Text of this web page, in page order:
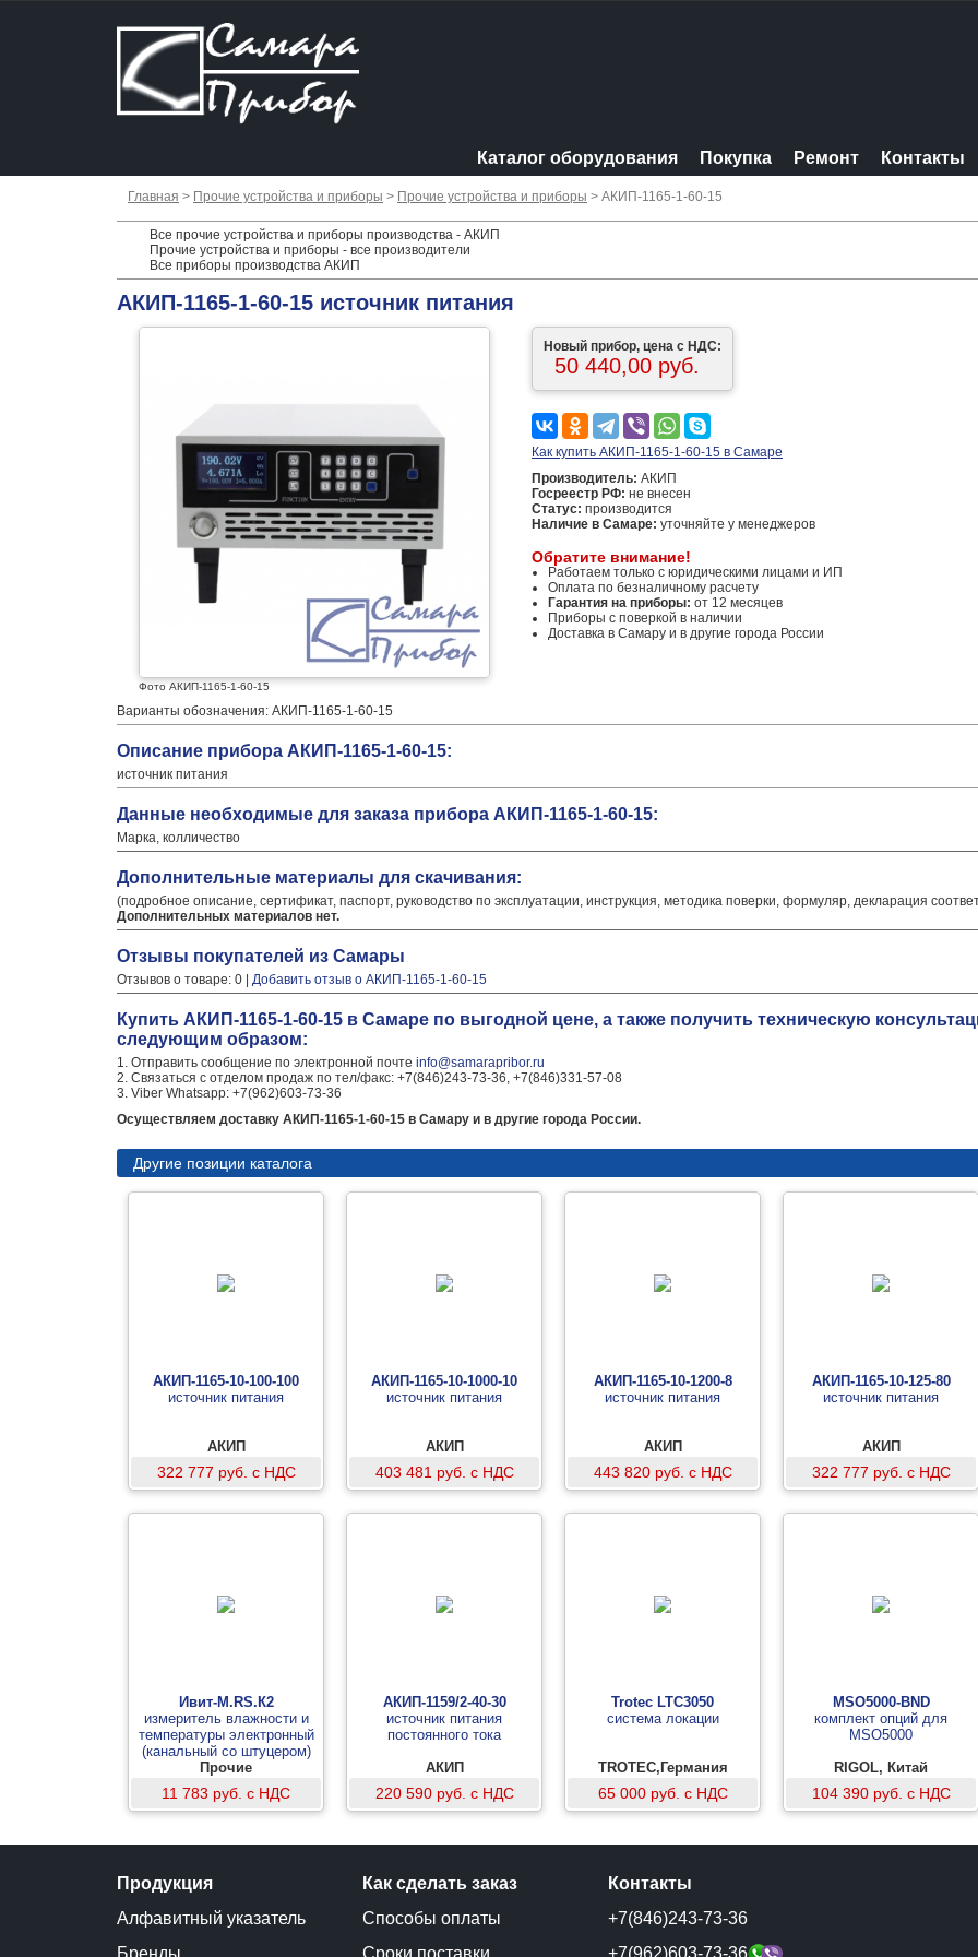
Каталог оборудования Покупка Ремонт Контакты
Главная > Прочие устройства и приборы > Прочие устройства и приборы > АКИП-1165-1-60-15
Все прочие устройства и приборы производства - АКИП
Прочие устройства и приборы - все производители
Все приборы производства АКИП
АКИП-1165-1-60-15 источник питания
Фото АКИП-1165-1-60-15
Новый прибор, цена с НДС:
50 440,00 руб.
Как купить АКИП-1165-1-60-15 в Самаре
Производитель: АКИП
Госреестр РФ: не внесен
Статус: производится
Наличие в Самаре: уточняйте у менеджеров
Обратите внимание!
Работаем только с юридическими лицами и ИП
Оплата по безналичному расчету
Гарантия на приборы: от 12 месяцев
Приборы с поверкой в наличии
Доставка в Самару и в другие города России
Варианты обозначения: АКИП-1165-1-60-15
Описание прибора АКИП-1165-1-60-15:
источник питания
Данные необходимые для заказа прибора АКИП-1165-1-60-15:
Марка, колличество
Дополнительные материалы для скачивания:
(подробное описание, сертификат, паспорт, руководство по эксплуатации, инструкция, методика поверки, формуляр, декларация
Дополнительных материалов нет.
Отзывы покупателей из Самары
Отзывов о товаре: 0 | Добавить отзыв о АКИП-1165-1-60-15
Купить АКИП-1165-1-60-15 в Самаре по выгодной цене, а также получить техническую
следующим образом:
1. Отправить сообщение по электронной почте info@samarapribor.ru
2. Связаться с отделом продаж по тел/факс: +7(846)243-73-36, +7(846)331-57-08
3. Viber Whatsapp: +7(962)603-73-36
Осуществляем доставку АКИП-1165-1-60-15 в Самару и в другие города России.
Другие позиции каталога
АКИП-1165-10-100-100
источник питания
АКИП
322 777 руб. с НДС
АКИП-1165-10-1000-10
источник питания
АКИП
403 481 руб. с НДС
АКИП-1165-10-1200-8
источник питания
АКИП
443 820 руб. с НДС
АКИП-1165-10-125-80
источник питания
АКИП
322 777 руб. с НДС
Ивит-М.RS.К2
измеритель влажности и
температуры электронный
(канальный со штуцером)
Прочие
11 783 руб. с НДС
АКИП-1159/2-40-30
источник питания
постоянного тока
АКИП
220 590 руб. с НДС
Trotec LTC3050
система локации
TROTEC,Германия
65 000 руб. с НДС
MSO5000-BND
комплект опций для
MSO5000
RIGOL, Китай
104 390 руб. с НДС
Продукция
Алфавитный указатель
Бренды
Как сделать заказ
Способы оплаты
Сроки поставки
Контакты
+7(846)243-73-36
+7(962)603-73-36